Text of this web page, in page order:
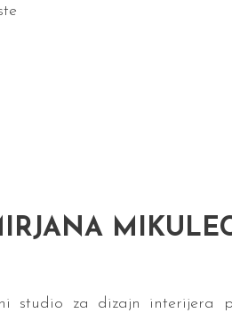
studio za dizajn interijera